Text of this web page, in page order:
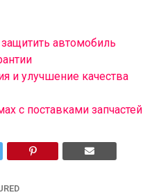
автомобиль
и улучшение качества
с поставками запчастей